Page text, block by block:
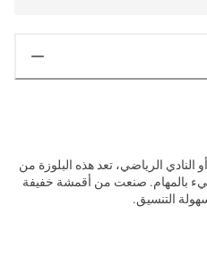
النادي الرياضي، تعد هذه البلوزة من
بالمهام. صنعت من أقمشة خفيفة
التنسيق.